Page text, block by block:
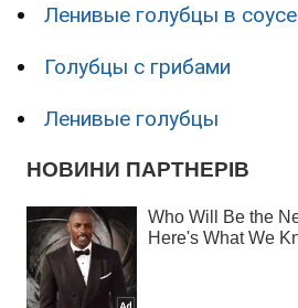
Ленивые голубцы в соусе
Голубцы с грибами
Ленивые голубцы